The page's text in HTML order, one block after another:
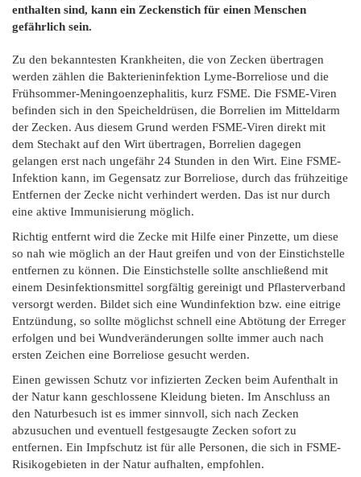
enthalten sind, kann ein Zeckenstich für einen Menschen
gefährlich sein.
Zu den bekanntesten Krankheiten, die von Zecken übertragen
werden zählen die Bakterieninfektion Lyme-Borreliose und die
Frühsommer-Meningoenzephalitis, kurz FSME. Die FSME-Viren
befinden sich in den Speicheldrüsen, die Borrelien im Mitteldarm
der Zecken. Aus diesem Grund werden FSME-Viren direkt mit
dem Stechakt auf den Wirt übertragen, Borrelien dagegen
gelangen erst nach ungefähr 24 Stunden in den Wirt. Eine FSME-
Infektion kann, im Gegensatz zur Borreliose, durch das frühzeitige
Entfernen der Zecke nicht verhindert werden. Das ist nur durch
eine aktive Immunisierung möglich.
Richtig entfernt wird die Zecke mit Hilfe einer Pinzette, um diese
so nah wie möglich an der Haut greifen und von der Einstichstelle
entfernen zu können. Die Einstichstelle sollte anschließend mit
einem Desinfektionsmittel sorgfältig gereinigt und Pflasterverband
versorgt werden. Bildet sich eine Wundinfektion bzw. eine eitrige
Entzündung, so sollte möglichst schnell eine Abtötung der Erreger
erfolgen und bei Wundveränderungen sollte immer auch nach
ersten Zeichen eine Borreliose gesucht werden.
Einen gewissen Schutz vor infizierten Zecken beim Aufenthalt in
der Natur kann geschlossene Kleidung bieten. Im Anschluss an
den Naturbesuch ist es immer sinnvoll, sich nach Zecken
abzusuchen und eventuell festgesaugte Zecken sofort zu
entfernen. Ein Impfschutz ist für alle Personen, die sich in FSME-
Risikogebieten in der Natur aufhalten, empfohlen.